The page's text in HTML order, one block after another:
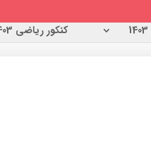
کنکور ریاضی 1403